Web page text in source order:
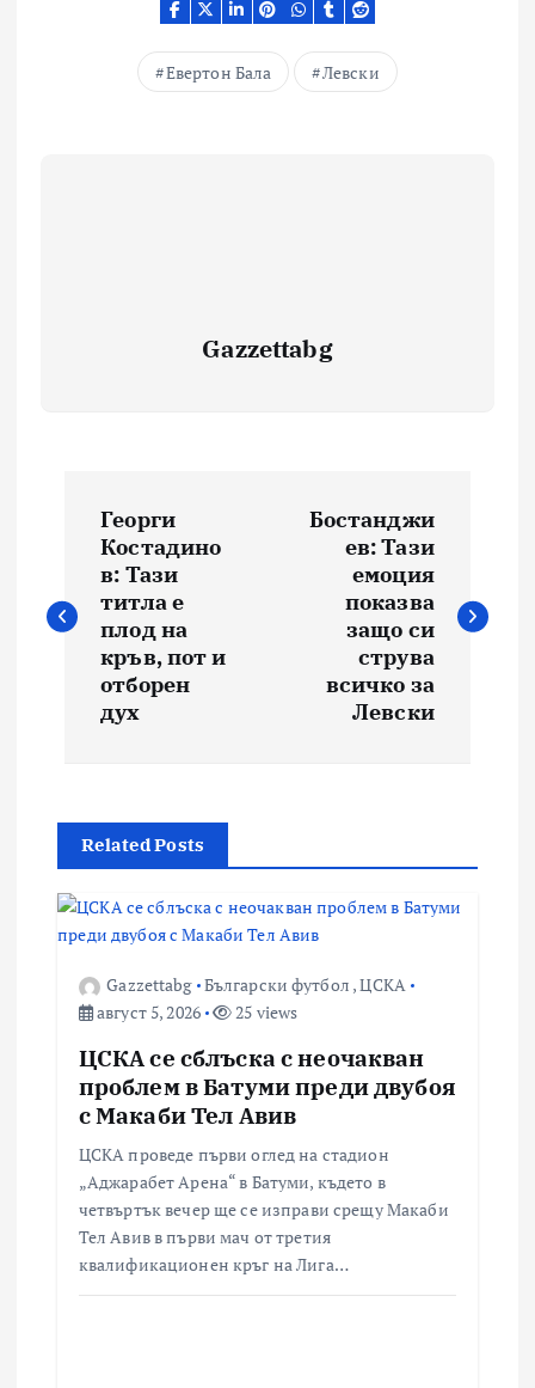
Евертон Бала Левски
Gazzettabg
Навигация
Георги
Костадино
в: Тази
титла е
плод на
кръв, пот и
отборен
дух
Бостанджи
ев: Тази
емоция
показва
защо си
струва
всичко за
Левски
Related Posts
Gazzettabg Български футбол ,ЦСКА
август 5, 2026
25 views
ЦСКА се сблъска с неочакван
проблем в Батуми преди двубоя
с Макаби Тел Авив
ЦСКА проведе първи оглед на стадион
„Аджарабет Арена“ в Батуми, където в
четвъртък вечер ще се изправи срещу Макаби
Тел Авив в първи мач от третия
квалификационен кръг на Лига…